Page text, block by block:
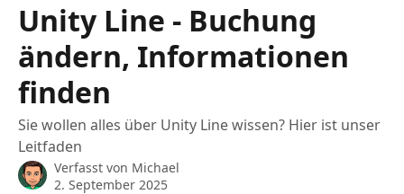
Unity Line - Buchung
ändern, Informationen
finden
Sie wollen alles über Unity Line wissen? Hier ist unser
Leitfaden
Verfasst von Michael
2. September 2025